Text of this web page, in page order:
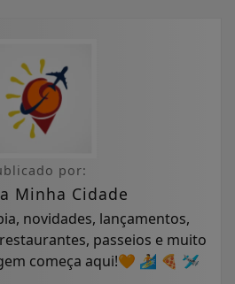
por:
Minha Cidade
novidades, lançamentos,
passeios e muito
começa aqui!🧡 🏄 🍕 🛩